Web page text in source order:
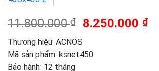
11.800.000₫
Giá
11.800.000 ₫.
8.250.000 ₫Giá
Thương hiệu: ACNOS
Mã sản phẩm: ksnet450
Bảo hành: 12 tháng